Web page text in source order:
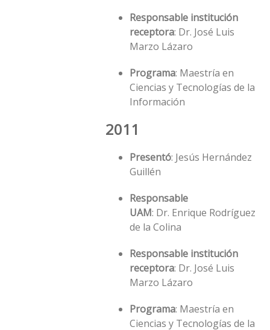
Responsable institución
receptora: Dr. José Luis
Marzo Lázaro
Programa: Maestría en
Ciencias y Tecnologías de la
Información
2011
Presentó: Jesús Hernández
Guillén
Responsable
UAM: Dr. Enrique Rodríguez
de la Colina
Responsable institución
receptora: Dr. José Luis
Marzo Lázaro
Programa: Maestría en
Ciencias y Tecnologías de la